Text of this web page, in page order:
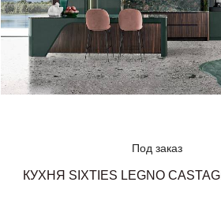
Под заказ
КУХНЯ SIXTIES LEGNO